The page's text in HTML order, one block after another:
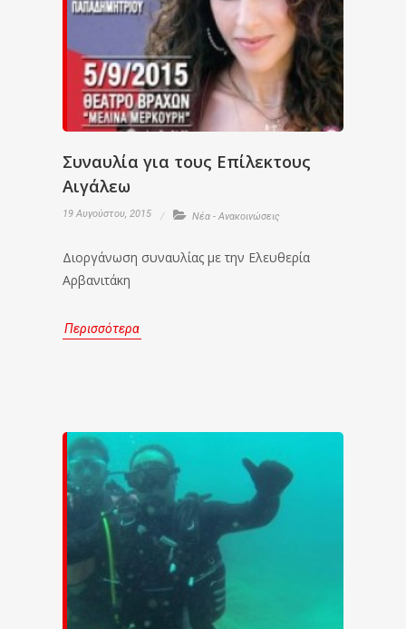
Συναυλία για τους Επίλεκτους
Αιγάλεω
19 Αυγούστου, 2015 Νέα - Ανακοινώσεις
Διοργάνωση συναυλίας με την Ελευθερία
Αρβανιτάκη
Περισσότερα